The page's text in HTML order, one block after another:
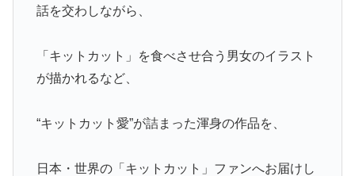
話を交わしながら、
「キットカット」を食べさせ合う男女のイラスト
が描かれるなど、
“キットカット愛”が詰まった渾身の作品を、
日本・世界の「キットカット」ファンへお届けし